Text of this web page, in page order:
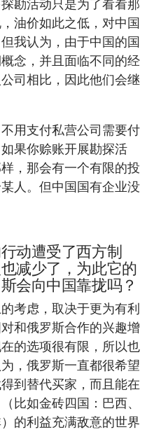
勘活动只是为了看看那
油价如此之低，对中国
我认为，由于中国的国
念，并且面临不同的经
司相比，因此他们会继
用支付私营公司需要付
果你赊账开展勘探活
，那会有一个有限的投
人。但中国国有企业没
动遭受了西方制
减少了，为此它的
会向中国靠拢吗？
考虑，取决于更为有利
和俄罗斯合作的兴趣增
的选项很有限，所以也
，俄罗斯一直都很希望
到替代买家，而且能在
比如金砖四国：巴西、
的利益充满敌意的世界